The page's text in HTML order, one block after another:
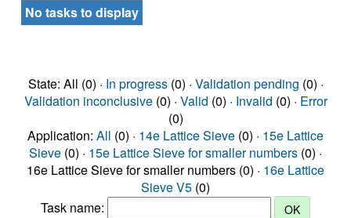
No tasks to display
State: All (0) · In progress(0) · Validation pending (0) ·
Validation inconclusive(0) · Valid (0) · Invalid (0) · Error
(0)
Application: All (0) · 14e Lattice Sieve (0) · 15e Lattice
Sieve (0) · 15e Lattice Sieve for smaller numbers (0) ·
16e Lattice Sieve for smaller numbers (0) · 16e Lattice
Sieve V5 (0)
Task name: